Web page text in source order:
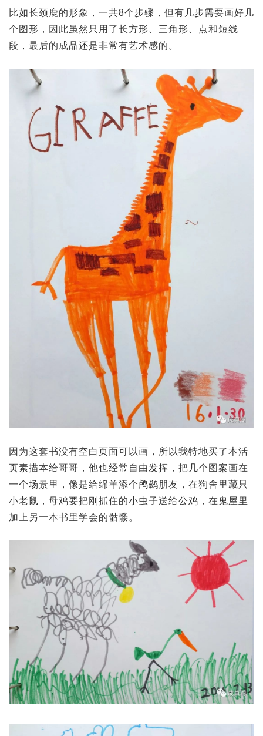
比如长颈鹿的形象，一共8个步骤，但有几步需要画好几
个图形，因此虽然只用了长方形、三角形、点和短线
段，最后的成品还是非常有艺术感的。
因为这套书没有空白页面可以画，所以我特地买了本活
页素描本给哥哥，他也经常自由发挥，把几个图案画在
一个场景里，像是给绵羊添个鸬鹚朋友，在狗舍里藏只
小老鼠，母鸡要把刚抓住的小虫子送给公鸡，在鬼屋里
加上另一本书里学会的骷髅。